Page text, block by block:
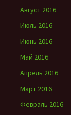
Август 2016
Июль 2016
Июнь 2016
Май 2016
Апрель 2016
Март 2016
Февраль 2016